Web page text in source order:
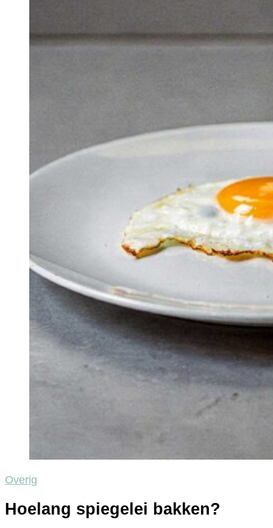
Overig
Hoelang spiegelei bakken?